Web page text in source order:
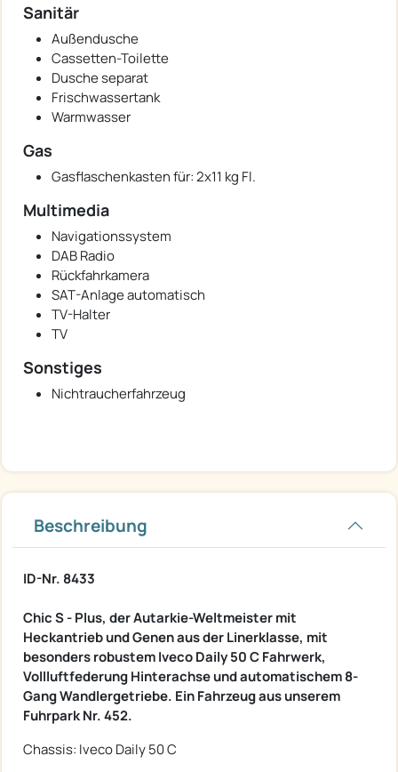
Sanitär
Außendusche
Cassetten-Toilette
Dusche separat
Frischwassertank
Warmwasser
Gas
Gasflaschenkasten für: 2x11 kg Fl.
Multimedia
Navigationssystem
DAB Radio
Rückfahrkamera
SAT-Anlage automatisch
TV-Halter
TV
Sonstiges
Nichtraucherfahrzeug
Beschreibung
ID-Nr. 8433
Chic S - Plus, der Autarkie-Weltmeister mit
Heckantrieb und Genen aus der Linerklasse, mit
besonders robustem Iveco Daily 50 C Fahrwerk,
Vollluftfederung Hinterachse und automatischem 8-
Gang Wandlergetriebe. Ein Fahrzeug aus unserem
Fuhrpark Nr. 452.
Chassis: Iveco Daily 50 C